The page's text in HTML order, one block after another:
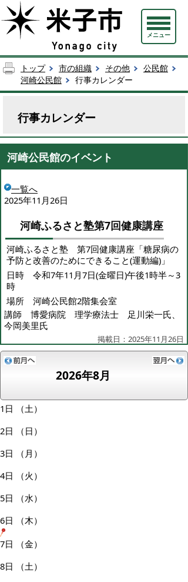
メニュー
トップ 市の組織 その他
公民館
河崎公民館
行事カレンダー
行事カレンダー
河崎公民館のイベント
一覧へ
2025年11月26日
河崎ふるさと塾第7回健康講座
河崎ふるさと塾 第7回健康講座「糖尿病の
予防と改善のためにできること(運動編)」
日時 令和7年11月7日(金曜日)午後1時半～3
時
場所 河崎公民館2階集会室
講師 博愛病院 理学療法士 足川栄一氏、
今岡美里氏
掲載日：2025年11月26日
2026年8月
1日
（土）
2日
（日）
3日
（月）
4日
（火）
5日
（水）
6日
（木）
7日
（金）
8日
（土）